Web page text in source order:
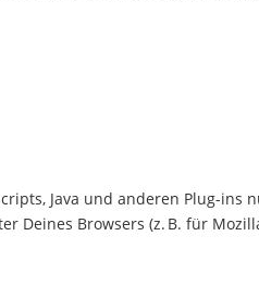
Java und anderen Plug-ins
Deines Browsers (z. B. für